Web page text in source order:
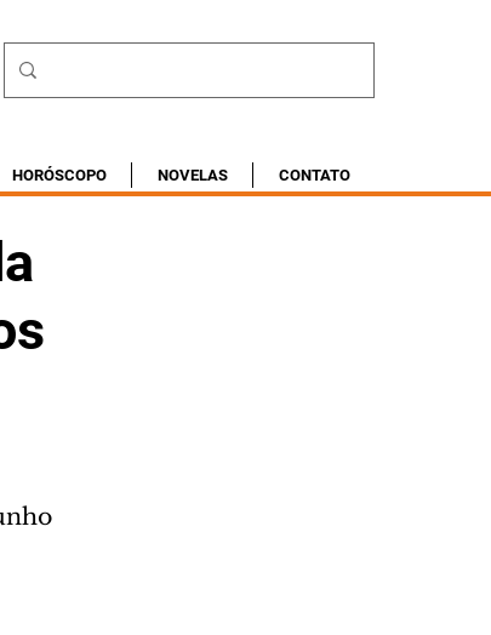
HORÓSCOPO NOVELAS CONTATO